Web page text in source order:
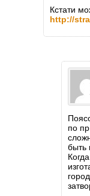
Кстати
http://
по
быть